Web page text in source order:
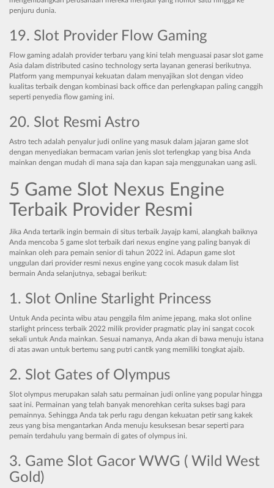
penjuru dunia.
19. Slot Provider Flow Gaming
Flow gaming adalah provider terbaru yang kini telah menguasai pasar slot game
Asia dalam distributed casino technology serta layanan generasi berikutnya.
Platform yang mempunyai kekuatan dalam menyajikan slot dengan video
kualitas terbaik dengan kombinasi back office dan perlengkapan paling canggih
seperti penyedia flow gaming ini.
20. Slot Resmi Astro
Astro tech adalah penyalur judi online yang masuk dalam jajaran game slot
dengan menyediakan bermacam varian jenis slot terlengkap yang bisa Anda
mainkan dengan mudah di mana saja dan kapan saja menggunakan uang asli.
5 Game Slot Nexus Engine
Terbaik Provider Resmi
Jika Anda tertarik ingin bermain di situs terbaik Jayajp kami, alangkah baiknya
Anda mencoba 5 game slot terbaik dari nexus engine yang paling banyak di
mainkan oleh para pemain senior di tahun 2022 ini. Adapun game slot
unggulan dari provider resmi nexus engine yang cocok masuk dalam list
bermain Anda selanjutnya, sebagai berikut:
1. Slot Online Starlight Princess
Untuk Anda pecinta wibu atau penggila film anime jepang, maka slot online
starlight princess terbaik 2022 milik provider pragmatic play ini sangat cocok
sekali untuk Anda mainkan. Sesuai namanya, Anda akan di bawa menuju istana
di atas awan untuk bertemu sang putri cantik yang memiliki tongkat ajaib.
2. Slot Gates of Olympus
Slot olympus merupakan salah satu permainan judi online yang popular hingga
saat ini. Permainan yang telah banyak menorehkan cerita sukses bagi para
pemainnya. Sehingga Anda tak perlu ragu dengan kekuatan petir sang kakek
zeus yang bisa mengantarkan Anda menuju kesuksesan besar seperti para
pemain terdahulu yang bermain di gates of olympus ini.
3. Game Slot Gacor WWG ( Wild West
Gold)